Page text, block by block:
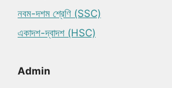
নবম-দশম শ্রেণি (SSC)
একাদশ-দ্বাদশ (HSC)
Admin